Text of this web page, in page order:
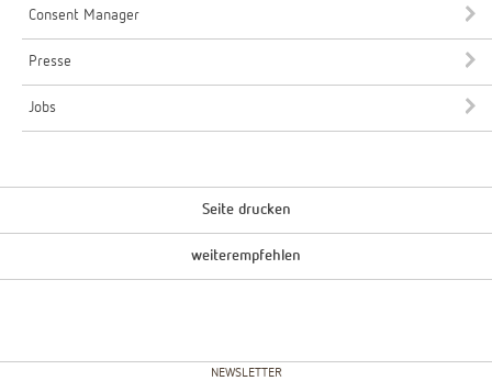
Consent Manager
Presse
Jobs
Seite drucken
weiterempfehlen
NEWSLETTER